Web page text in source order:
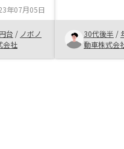
みや環境
、ポート
なと感じ
年07月05日
台 / ノボノ
会社
良い物件でし
っかりと確認
入を決める事
もう少し手頃
30代後半 /
動車株式会